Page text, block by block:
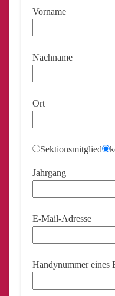
Vorname
Nachname
Ort
Sektionsmitglied
Jahrgang
E-Mail-Adresse
Handynummer eines